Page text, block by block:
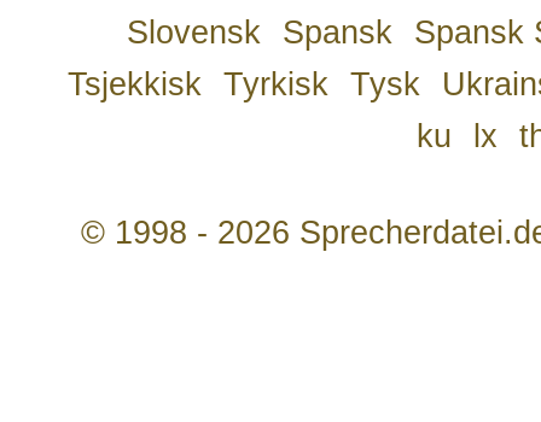
Slovensk
Spansk
Spansk
Tsjekkisk
Tyrkisk Tysk
ku
lx
© 1998 - 2026